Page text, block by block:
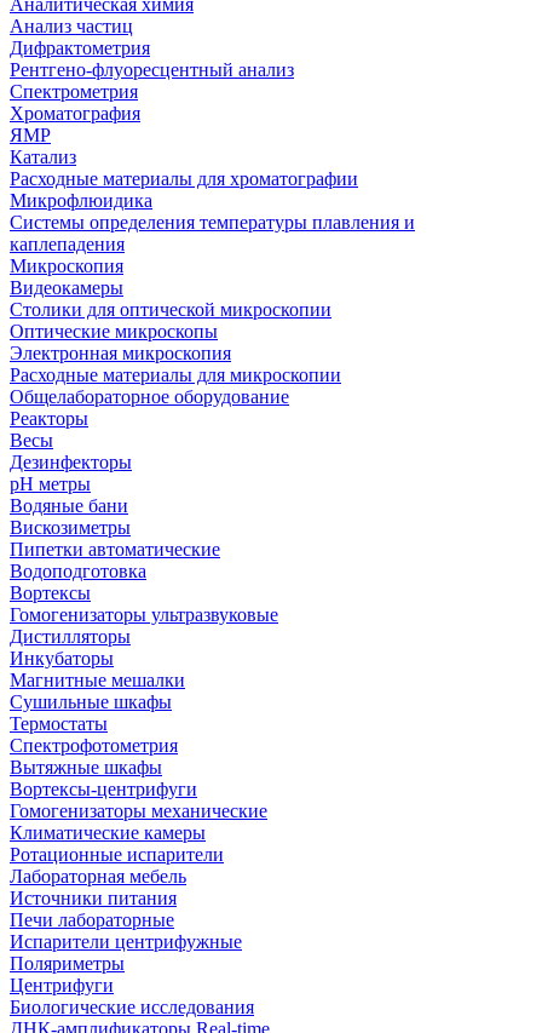
Аналитическая химия
Анализ частиц
Дифрактометрия
Рентгено-флуоресцентный анализ
Спектрометрия
Хроматография
ЯМР
Катализ
Расходные материалы для хроматографии
Микрофлюидика
Системы определения температуры плавления и
каплепадения
Микроскопия
Видеокамеры
Столики для оптической микроскопии
Оптические микроскопы
Электронная микроскопия
Расходные материалы для микроскопии
Общелабораторное оборудование
Реакторы
Весы
Дезинфекторы
рН метры
Водяные бани
Вискозиметры
Пипетки автоматические
Водоподготовка
Вортексы
Гомогенизаторы ультразвуковые
Дистилляторы
Инкубаторы
Магнитные мешалки
Сушильные шкафы
Термостаты
Спектрофотометрия
Вытяжные шкафы
Вортексы-центрифуги
Гомогенизаторы механические
Климатические камеры
Ротационные испарители
Лабораторная мебель
Источники питания
Печи лабораторные
Испарители центрифужные
Поляриметры
Центрифуги
Биологические исследования
ДНК-амплификаторы Real-time